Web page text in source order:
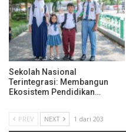
Sekolah Nasional
Terintegrasi: Membangun
Ekosistem Pendidikan…
PREV NEXT 1 dari 203